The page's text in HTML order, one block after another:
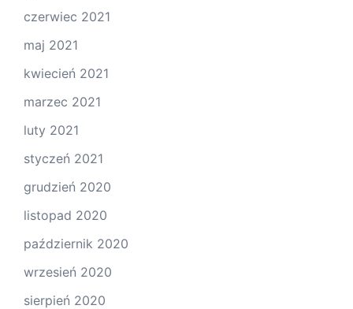
czerwiec 2021
maj 2021
kwiecień 2021
marzec 2021
luty 2021
styczeń 2021
grudzień 2020
listopad 2020
październik 2020
wrzesień 2020
sierpień 2020